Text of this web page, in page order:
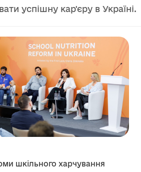
успішну кар'єру в Україні.
шкільного харчування